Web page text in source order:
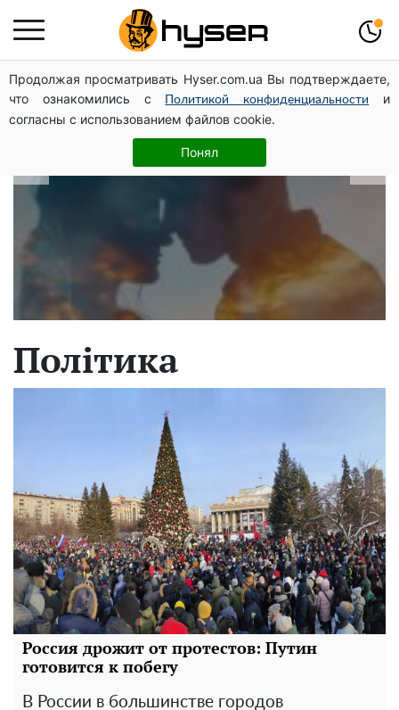
Продолжая просматривать Hyser.com.ua Вы подтверждаете,
что ознакомились с
Политикой конфиденциальности
и
согласны с использованием файлов cookie.
Понял
В які дати народжуються найвірніші
чоловіки: краще одразу перевірити,
щоб потім не страждати
Політика
Россия дрожит от протестов: Путин
готовится к побегу
В России в большинстве городов